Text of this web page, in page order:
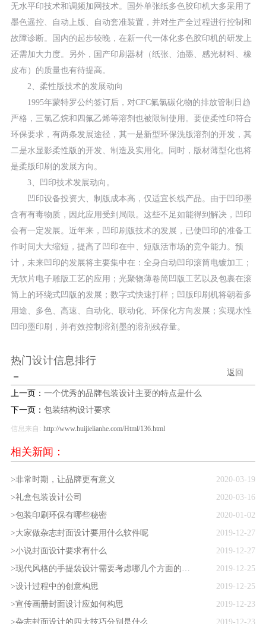
无水平印技术和调频加网技术。国外单张纸多色胶印机大多采用了
墨色遥控、自动上版、自动套准装置，并对生产全过程进行控制和
故障诊断。国内的起步较晚，在新一代一体化多色胶印机的研发上
还需加大力度。另外，国产印刷器材（纸张、油墨、感光材料、橡
皮布）的质量也有待提高。
2、柔性版技术的发展动向
1995年蒙特罗公约签订后，对CFC氟氯碳化物的排放管制日趋
严格，三氯乙烷和四氟乙烯等溶剂也被限制使用。要使柔性印符合
环保要求，有两条发展途径，其一是新型环保洗版溶剂的开发，其
二是水显影柔性版的开发、制造及实用化。同时，版材薄型化也将
是柔版印刷的发展方向。
3、凹印技术发展动向。
凹印设备投资大、制版成本高，仅适宜长线产品。由于凹印墨
含有有毒物质，因此应用受到局限。这些不足如能得到解决，凹印
会有一定发展。近年来，凹印刷版技术的发展，已使凹印的准备工
作时间大大缩短，提高了凹印在中、短版活市场的竞争能力。预
计，未来凹印的发展将主要集中在：全身自动凹印滚筒电镀加工；
无软片电子雕版工艺的应用；光聚物薄卷筒凹版工艺以及包裹在滚
筒上的环绕式凹版的发展；数字式快速打样；凹版印刷机将朝着多
用途、多色、高速、自动化、联动化、环保化方向发展；实现水性
凹印墨印刷，并有效控制溶剂墨的溶剂残存量。
热门设计信息排行
－
返回
上一页： 一个优秀的品牌包装设计主要的特点是什么
下一页： 包装结构设计要求
信息来自: http://www.huijielianhe.com/Html/136.html
相关新闻：
>非常时期，让品牌更有意义
2020-03-19
>礼盒包装设计公司
2020-03-16
>包装印刷环保有哪些秘密
2020-01-02
>大家做杂志封面设计要用什么软件呢
2019-12-27
>小说封面设计要求有什么
2019-12-27
>现代风格的手提袋设计需要考虑哪几个方面的要求
2019-12-25
>设计过程中的创意构思
2019-12-25
>宣传画册封面设计应如何构思
2019-12-23
>杂志封面设计的四大技巧分别是什么
2019-12-23